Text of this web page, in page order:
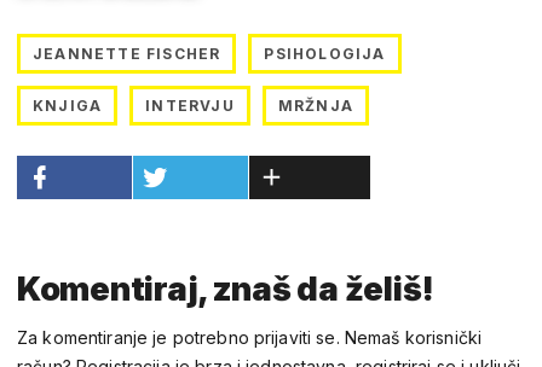
JEANNETTE FISCHER PSIHOLOGIJA
KNJIGA INTERVJU MRŽNJA
Komentiraj, znaš da želiš!
Za komentiranje je potrebno prijaviti se. Nemaš korisnički